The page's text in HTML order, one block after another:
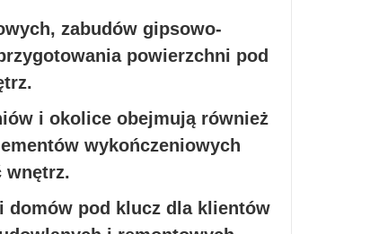
zabudów gipsowo-
powierzchni pod
i okolice obejmują również
wykończeniowych
wnętrz.
domów pod klucz dla klientów